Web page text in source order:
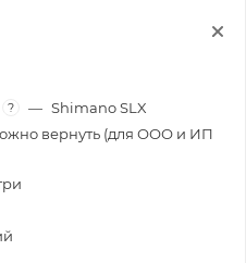
? — Shimano SLX
вернуть (для ООО и ИП